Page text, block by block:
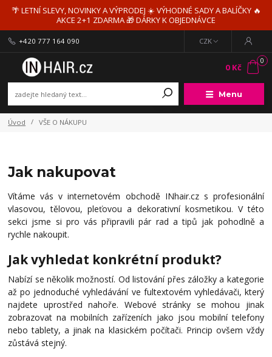
🌴 LETNÍ SLEVY, NOVINKY A VÝPRODEJ ☀️ VÝHODNÉ SADY A BALÍČKY 🔥
AKCE 2+1 ZDARMA 🎁 DÁRKY K OBJEDNÁVCE
Menu
CZK
+420 777 164 090
0
0 Kč
Úvod VŠE O NÁKUPU
Jak nakupovat
Vítáme vás v internetovém obchodě INhair.cz s profesionální
vlasovou, tělovou, pleťovou a dekorativní kosmetikou. V této
sekci jsme si pro vás připravili pár rad a tipů jak pohodlně a
rychle nakoupit.
Jak vyhledat konkrétní produkt?
Nabízí se několik možností. Od listování přes záložky a kategorie
až po jednoduché vyhledávání ve fultextovém vyhledávači, který
najdete uprostřed nahoře. Webové stránky se mohou jinak
zobrazovat na mobilních zařízeních jako jsou mobilní telefony
nebo tablety, a jinak na klasickém počítači. Princip ovšem vždy
zůstává stejný.